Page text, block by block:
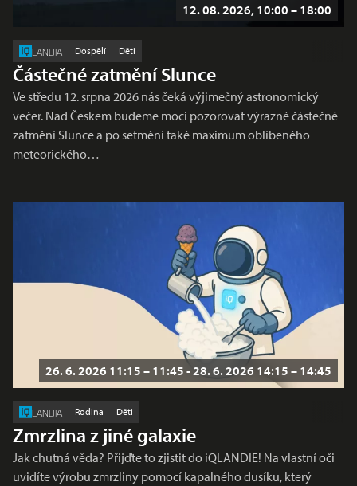
12. 08. 2026, 10:00 – 18:00
LANDIA Dospělí Děti
Částečné zatmění Slunce
Ve středu 12. srpna 2026 nás čeká výjimečný astronomický
večer. Nad Českem budeme moci pozorovat výrazné částečné
zatmění Slunce a po setmění také maximum oblíbeného
meteorického…
26. 6. 2026 11:15 – 11:45 - 28. 6. 2026 14:15 – 14:45
LANDIA Rodina Děti
Zmrzlina z jiné galaxie
Jak chutná věda? Přijďte to zjistit do iQLANDIE! Na vlastní oči
uvidíte výrobu zmrzliny pomocí kapalného dusíku, který